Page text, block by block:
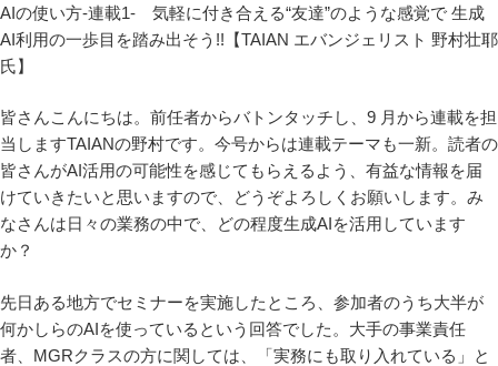
AIの使い方-連載1- 気軽に付き合える“友達”のような感覚で ​​​​​​​生成
AI利用の一歩目を踏み出そう!!【TAIAN エバンジェリスト 野村壮耶
氏】
皆さんこんにちは。前任者からバトンタッチし、9 月から連載を担
当しますTAIANの野村です。今号からは連載テーマも一新。読者の
皆さんがAI活用の可能性を感じてもらえるよう、有益な情報を届
けていきたいと思いますので、どうぞよろしくお願いします。み
なさんは日々の業務の中で、どの程度生成AIを活用しています
か？
先日ある地方でセミナーを実施したところ、参加者のうち大半が
何かしらのAIを使っているという回答でした。大手の事業責任
者、MGRクラスの方に関しては、「実務にも取り入れている」と